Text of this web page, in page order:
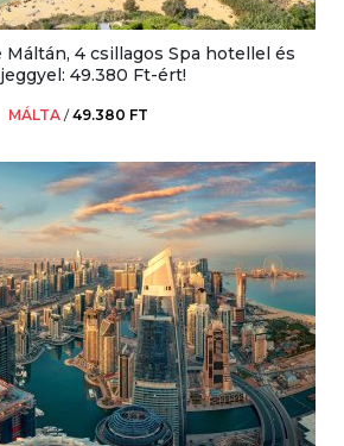
4 csillagos Spa hotellel és
49.380 Ft-ért!
MÁLTA /49.380 FT